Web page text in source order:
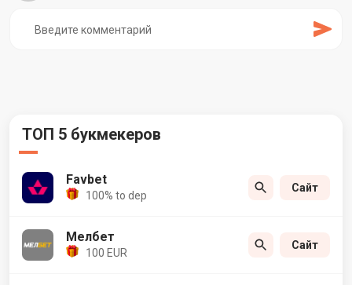
ТОП 5 букмекеров
Favbet
100% to dep
Сайт
Мелбет
100 EUR
Сайт